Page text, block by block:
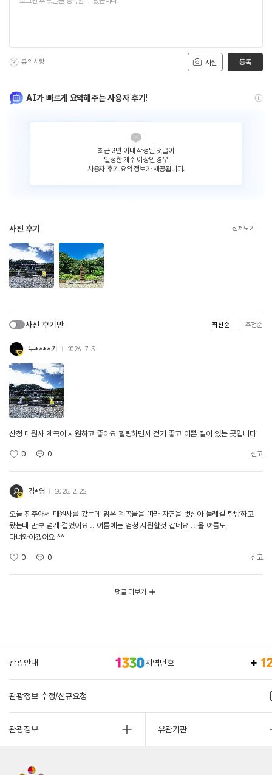
사진
유의사항 등록
AI가 빠르게 요약해주는 사용자 후기!
최근 3년 이내 작성된 댓글이
일정한 개수 이상인 경우
사용자 후기 요약 정보가 제공됩니다.
사진 후기 전체보기
사진 후기만 최신순 추천순
두****기 2026. 7. 3.
산청 대원사 계곡이 시원하고 좋아요 힐링하면서 걷기 좋고 이쁜 절이 있는 곳입니다
0 0 신고
김*영 2025. 2. 22.
오늘 진주애서 대원사를 갔는데 맑은 계곡물을 따라 자연을 벗삼아 둘레길 탐방하고
왔는데 만보 넘게 걸었어요 .. 여름에는 엄청 시원할것 같네요 .. 올 여름도
다녀와야겠어요 ^^
0 0 신고
댓글 더보기
관광안내 지역번호
관광정보 수정/신규요청
관광정보 유관기관